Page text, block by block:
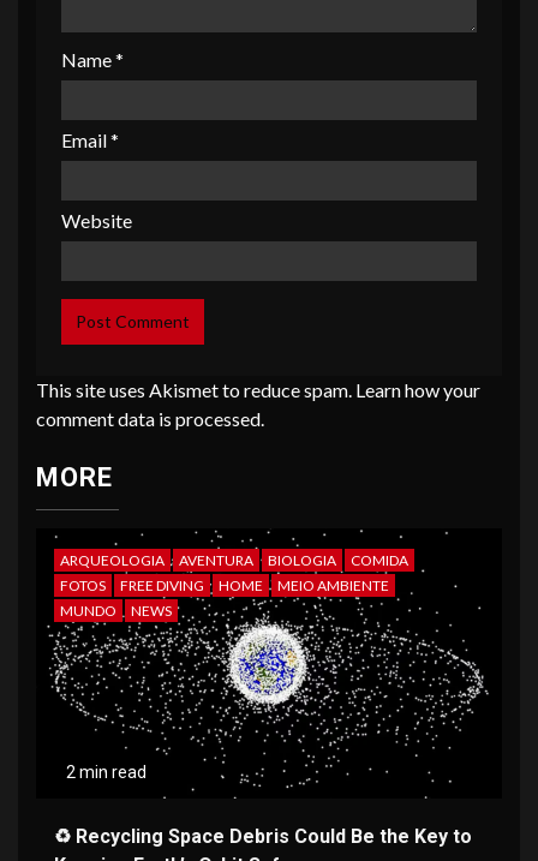
Name*
Email*
Website
This site uses Akismet to reduce spam. Learn how your
comment data is processed.
MORE
ARQUEOLOGIA AVENTURA BIOLOGIA
COMIDA
FOTOS
FREE DIVING HOME
MEIO AMBIENTE
MUNDO
NEWS
2 min read
♻️ Recycling Space Debris Could Be the Key to